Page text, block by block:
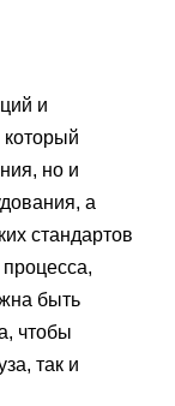
и
но и
а
стандартов
быть
чтобы
так и